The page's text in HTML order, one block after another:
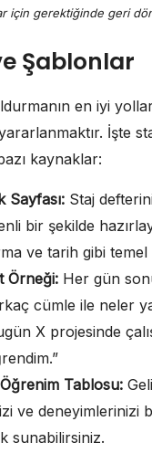
için gerektiğinde geri
Şablonlar
en iyi
İşte
kaynaklar:
Sayfası: Staj
bir şekilde
ve tarih gibi
Örneği: Her gün
cümle ile neler
X projesinde
Tablosu:
ve deneyimlerinizi
sunabilirsiniz.